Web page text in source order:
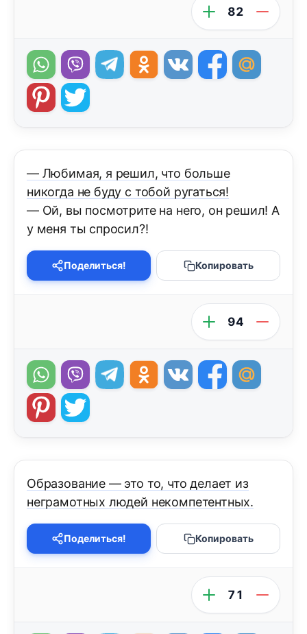
82
— Любимая, я решил, что больше
никогда не буду с тобой ругаться!
— Ой, вы посмотрите на него, он решил! А
у меня ты спросил?!
Поделиться! Копировать
94
Образование — это то, что делает из
неграмотных людей некомпетентных.
Поделиться! Копировать
71